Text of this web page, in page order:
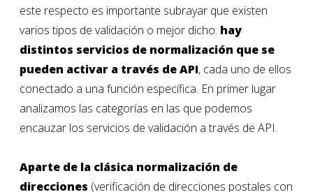
este respecto es importante subrayar que existen
varios tipos de validación o mejor dicho: hay
distintos servicios de normalización que se
pueden activar a través de API, cada uno de ellos
conectado a una función específica. En primer lugar
analizamos las categorías en las que podemos
encauzar los servicios de validación a través de API.
Aparte de la clásica normalización de
direcciones (verificación de direcciones postales con